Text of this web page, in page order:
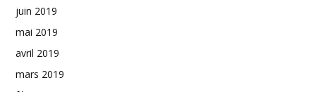
juin 2019
mai 2019
avril 2019
mars 2019